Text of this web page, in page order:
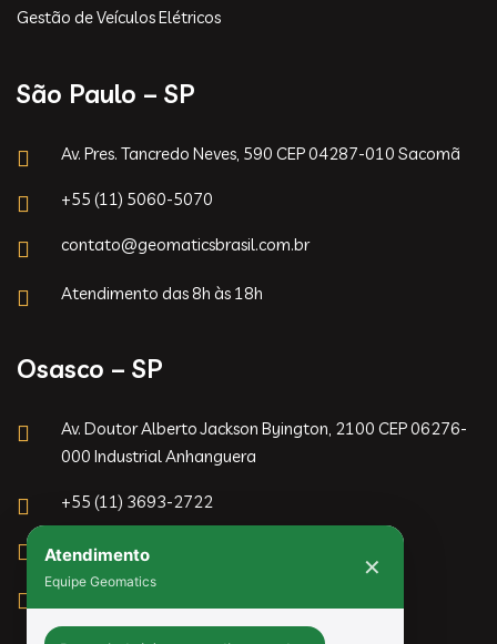
Gestão de Veículos Elétricos
São Paulo – SP
Av. Pres. Tancredo Neves, 590 CEP 04287-010 Sacomã
+55 (11) 5060-5070
contato@geomaticsbrasil.com.br
Atendimento das 8h às 18h
Osasco – SP
Av. Doutor Alberto Jackson Byington, 2100 CEP 06276-
000 Industrial Anhanguera
+55 (11) 3693-2722
contato@geomaticsbrasil.com.br
Atendimento das 8h às 18h
Equipe Geomatics